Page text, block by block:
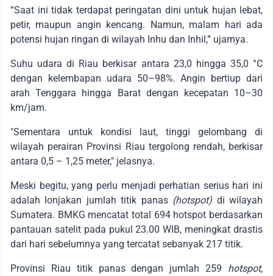
“Saat ini tidak terdapat peringatan dini untuk hujan lebat,
petir, maupun angin kencang. Namun, malam hari ada
potensi hujan ringan di wilayah Inhu dan Inhil,” ujarnya.
Suhu udara di Riau berkisar antara 23,0 hingga 35,0 °C
dengan kelembapan udara 50–98%. Angin bertiup dari
arah Tenggara hingga Barat dengan kecepatan 10–30
km/jam.
"Sementara untuk kondisi laut, tinggi gelombang di
wilayah perairan Provinsi Riau tergolong rendah, berkisar
antara 0,5 – 1,25 meter," jelasnya.
Meski begitu, yang perlu menjadi perhatian serius hari ini
adalah lonjakan jumlah titik panas (hotspot) di wilayah
Sumatera. BMKG mencatat total 694 hotspot berdasarkan
pantauan satelit pada pukul 23.00 WIB, meningkat drastis
dari hari sebelumnya yang tercatat sebanyak 217 titik.
Provinsi Riau titik panas dengan jumlah 259 hotspot,